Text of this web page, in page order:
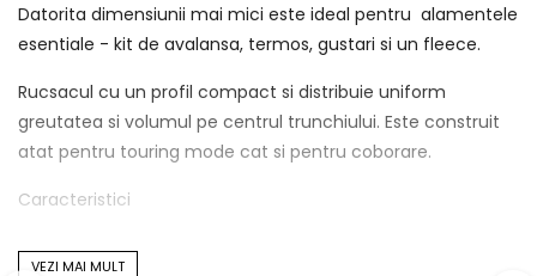
Datorita dimensiunii mai mici este ideal pentru alamentele
esentiale - kit de avalansa, termos, gustari si un fleece.
Rucsacul cu un profil compact si distribuie uniform
greutatea si volumul pe centrul trunchiului. Este construit
atat pentru touring mode cat si pentru coborare.
Caracteristici
mod de transport schiuri, split.
VEZI MAI MULT